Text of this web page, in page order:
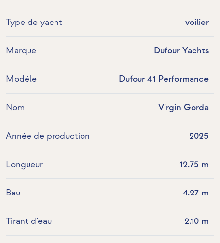
Type de yacht voilier
Marque Dufour Yachts
Modèle Dufour 41 Performance
Nom Virgin Gorda
Année de production 2025
Longueur 12.75 m
Bau 4.27 m
Tirant d’eau 2.10 m